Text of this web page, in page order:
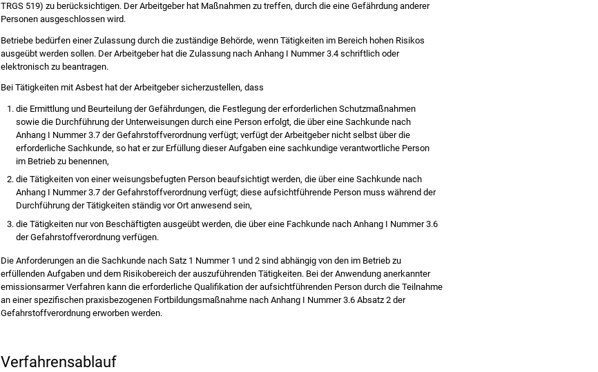
TRGS 519) zu berücksichtigen. Der Arbeitgeber hat Maßnahmen zu treffen, durch die eine Gefährdung anderer
Personen ausgeschlossen wird.
Betriebe bedürfen einer Zulassung durch die zuständige Behörde, wenn Tätigkeiten im Bereich hohen Risikos
ausgeübt werden sollen. Der Arbeitgeber hat die Zulassung nach Anhang I Nummer 3.4 schriftlich oder
elektronisch zu beantragen.
Bei Tätigkeiten mit Asbest hat der Arbeitgeber sicherzustellen, dass
die Ermittlung und Beurteilung der Gefährdungen, die Festlegung der erforderlichen Schutzmaßnahmen
sowie die Durchführung der Unterweisungen durch eine Person erfolgt, die über eine Sachkunde nach
Anhang I Nummer 3.7 der Gefahrstoffverordnung verfügt; verfügt der Arbeitgeber nicht selbst über die
erforderliche Sachkunde, so hat er zur Erfüllung dieser Aufgaben eine sachkundige verantwortliche Person
im Betrieb zu benennen,
die Tätigkeiten von einer weisungsbefugten Person beaufsichtigt werden, die über eine Sachkunde nach
Anhang I Nummer 3.7 der Gefahrstoffverordnung verfügt; diese aufsichtführende Person muss während der
Durchführung der Tätigkeiten ständig vor Ort anwesend sein,
die Tätigkeiten nur von Beschäftigten ausgeübt werden, die über eine Fachkunde nach Anhang I Nummer 3.6
der Gefahrstoffverordnung verfügen.
Die Anforderungen an die Sachkunde nach Satz 1 Nummer 1 und 2 sind abhängig von den im Betrieb zu
erfüllenden Aufgaben und dem Risikobereich der auszuführenden Tätigkeiten. Bei der Anwendung anerkannter
emissionsarmer Verfahren kann die erforderliche Qualifikation der aufsichtführenden Person durch die Teilnahme
an einer spezifischen praxisbezogenen Fortbildungsmaßnahme nach Anhang I Nummer 3.6 Absatz 2 der
Gefahrstoffverordnung erworben werden.
Verfahrensablauf